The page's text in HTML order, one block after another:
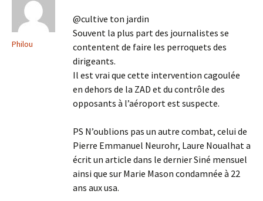
Philou
@cultive ton jardin
Souvent la plus part des journalistes se
contentent de faire les perroquets des
dirigeants.
Il est vrai que cette intervention cagoulée
en dehors de la ZAD et du contrôle des
opposants à l’aéroport est suspecte.
PS N’oublions pas un autre combat, celui de
Pierre Emmanuel Neurohr, Laure Noualhat a
écrit un article dans le dernier Siné mensuel
ainsi que sur Marie Mason condamnée à 22
ans aux usa.